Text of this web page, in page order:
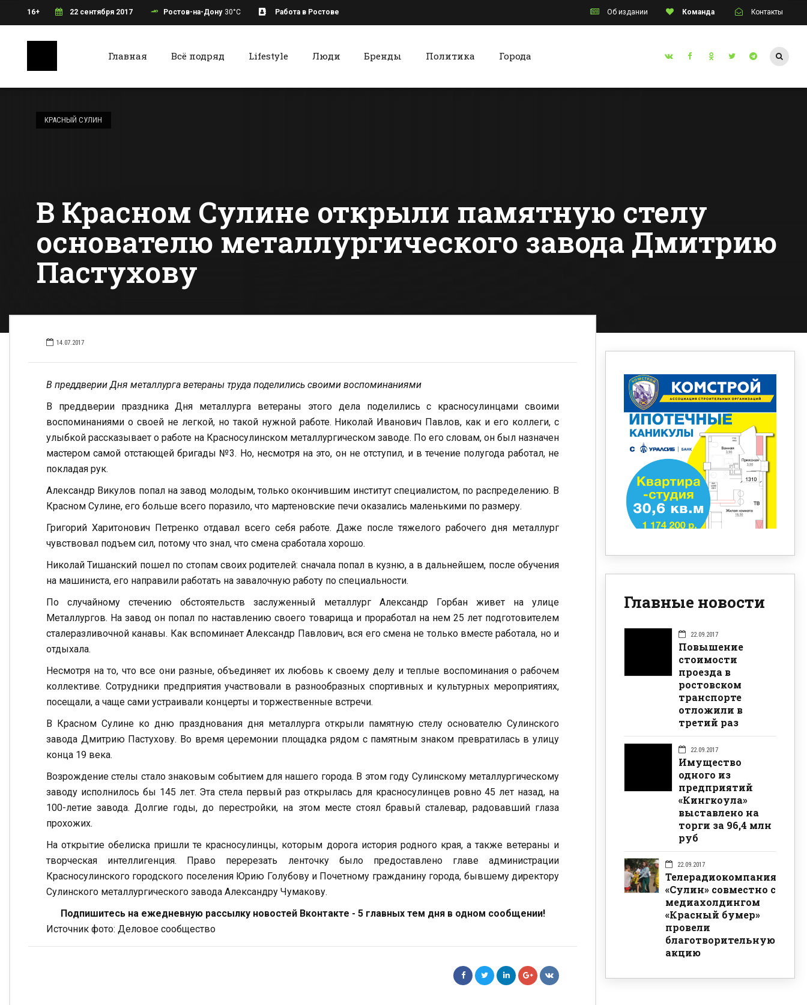
16+ 22 сентября 2017 Ростов-на-Дону 30°C Работа в Ростове Об издании Команда Контакты
Главная Всё подряд Lifestyle Люди Бренды Политика Города
КРАСНЫЙ СУЛИН
В Красном Сулине открыли памятную стелу
основателю металлургического завода Дмитрию
Пастухову
14.07.2017
В преддверии Дня металлурга ветераны труда поделились своими воспоминаниями
В преддверии праздника Дня металлурга ветераны этого дела поделились с красносулинцами своими
воспоминаниями о своей не легкой, но такой нужной работе. Николай Иванович Павлов, как и его коллеги, с
улыбкой рассказывает о работе на Красносулинском металлургическом заводе. По его словам, он был назначен
мастером самой отстающей бригады №3. Но, несмотря на это, он не отступил, и в течение полугода работал, не
покладая рук.
Александр Викулов попал на завод молодым, только окончившим институт специалистом, по распределению. В
Красном Сулине, его больше всего поразило, что мартеновские печи оказались маленькими по размеру.
Григорий Харитонович Петренко отдавал всего себя работе. Даже после тяжелого рабочего дня металлург
чувствовал подъем сил, потому что знал, что смена сработала хорошо.
Николай Тишанский пошел по стопам своих родителей: сначала попал в кузню, а в дальнейшем, после обучения
на машиниста, его направили работать на завалочную работу по специальности.
По случайному стечению обстоятельств заслуженный металлург Александр Горбан живет на улице
Металлургов. На завод он попал по наставлению своего товарища и проработал на нем 25 лет подготовителем
сталеразливочной канавы. Как вспоминает Александр Павлович, вся его смена не только вместе работала, но и
отдыхала.
Несмотря на то, что все они разные, объединяет их любовь к своему делу и теплые воспоминания о рабочем
коллективе. Сотрудники предприятия участвовали в разнообразных спортивных и культурных мероприятиях,
посещали, а чаще сами устраивали концерты и торжественные встречи.
В Красном Сулине ко дню празднования дня металлурга открыли памятную стелу основателю Сулинского
завода Дмитрию Пастухову. Во время церемонии площадка рядом с памятным знаком превратилась в улицу
конца 19 века.
Возрождение стелы стало знаковым событием для нашего города. В этом году Сулинскому металлургическому
заводу исполнилось бы 145 лет. Эта стела первый раз открылась для красносулинцев ровно 45 лет назад, на
100-летие завода. Долгие годы, до перестройки, на этом месте стоял бравый сталевар, радовавший глаза
прохожих.
На открытие обелиска пришли те красносулинцы, которым дорога история родного края, а также ветераны и
творческая интеллигенция. Право перерезать ленточку было предоставлено главе администрации
Красносулинского городского поселения Юрию Голубову и Почетному гражданину города, бывшему директору
Сулинского металлургического завода Александру Чумакову.
Подпишитесь на ежедневную рассылку новостей Вконтакте - 5 главных тем дня в одном сообщении!
Источник фото: Деловое сообщество
Главные новости
22.09.2017
Повышение
стоимости
проезда в
ростовском
транспорте
отложили в
третий раз
22.09.2017
Имущество
одного из
предприятий
«Кингкоула»
выставлено на
торги за 96,4 млн
руб
22.09.2017
Телерадиокомпания
«Сулин» совместно с
медиахолдингом
«Красный бумер»
провели
благотворительную
акцию